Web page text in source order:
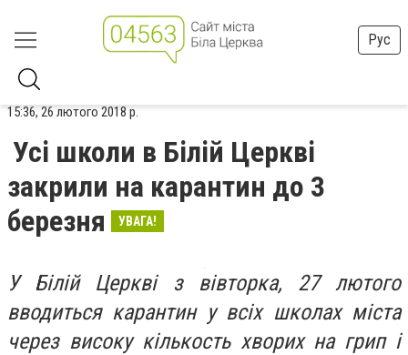
Рус
15:36, 26 лютого 2018 р.
Усі школи в Білій Церкві
закрили на карантин до 3
березня
УВАГА!
У Білій Церкві з вівторка, 27 лютого
вводиться карантин у всіх школах міста
через високу кількость хворих на грип і